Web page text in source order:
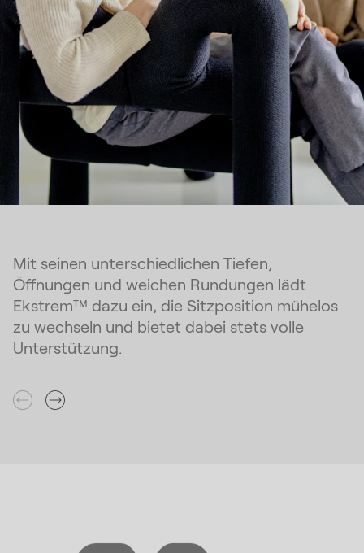
Mit seinen unterschiedlichen Tiefen,
Öffnungen und weichen Rundungen lädt
Ekstrem™ dazu ein, die Sitzposition mühelos
zu wechseln und bietet dabei stets volle
Unterstützung.